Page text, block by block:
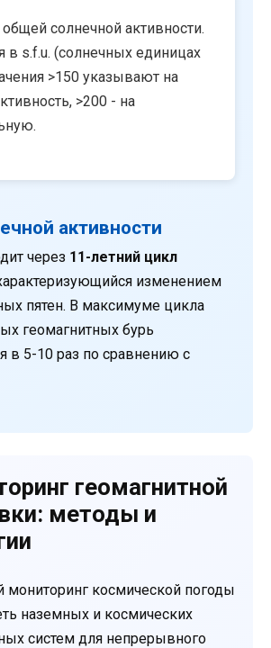
солнечной активности.
в s.f.u. (солнечных единицах
>150 указывают на
>200 - на
активности
через 11-летний цикл
изменением
пятен. В максимуме цикла
геомагнитных бурь
в 5-10 раз по сравнению с
геомагнитной
методы и
космической погоды
наземных и космических
систем для непрерывного